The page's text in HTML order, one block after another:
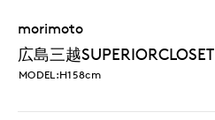
morimoto
広島三越SUPERIORCLOSET
MODEL:H158cm